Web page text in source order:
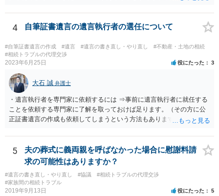
ご回答にもありますが， 代理人弁護士をたてて，その弁護士から相手
方に対して， ・相続に関する主張は法的根拠がなく，一切応じないこ
と ・今後一切の連絡をしてこないでほしいこと ・連絡を継続してくる
ようであれば警察への通報や法的措置も辞さないこと などを記載した
書面を発送してもらうことがよろしいように思います。
4 自筆証書遺言の遺言執行者の選任について
#自筆証書遺言の作成 #遺言 #遺言の書き直し・やり直し
#不動産・土地の相続
#相続トラブルの代理交渉
2023年6月25日 役にたった 3
大石 誠 弁護士
・遺言執行者を専門家に依頼するには ⇒事前に遺言執行者に就任する
ことを依頼する専門家に了解を取っておけば足ります。（その方に公
正証書遺言の作成も依頼してしまうという方法もあります） 事前に了
ません。 遺言執行者に就任し、遺言執行が完了したときの報酬だけ、
弁護士費用としてかかります。 ・亡くなった際に、法務局に預けた自
筆証書遺言の存在を親族がなかったものにされる可能性 ⇒自筆の遺言
書を法務局に保管した場合、死亡後、法務局に遺言書の有無を照会す
ることになりますので、「法務局に預けた自筆証書遺言の存在を親族
がなかったもの」にすることはできません。 存在をなかったものにす
5
夫の葬式に義両親を呼ばなかった場合に慰謝料請
求の可能性はありますか？
#遺言の書き直し・やり直し #協議
#相続トラブルの代理交渉
#家族間の相続トラブル
2019年9月13日 役にたった 5